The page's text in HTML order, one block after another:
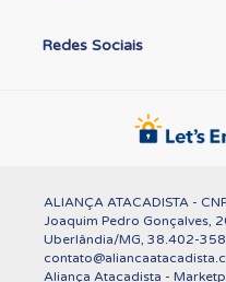
Redes Sociais
ALIANÇA ATACADISTA -
Joaquim Pedro Gonçalves,
Uberlândia/MG, 38.402-358
Aliança Atacadista -